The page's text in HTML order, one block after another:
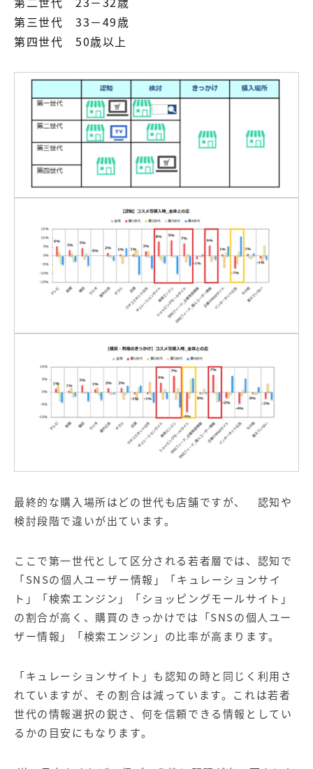
第三世代 33－49歳
第四世代 50歳以上
最終的な購入場所はどの世代も店舗ですが、 認知や
検討段階で違いが出ています。
ここで第一世代として区分される若者層では、認知で
「SNSの個人ユーザー情報」「キュレーションサイ
ト」「検索エンジン 」「ショッピングモールサイト」
の割合が高く、購買のきっかけでは「SNSの個人ユー
ザー情報」「検索エンジン」の比率が高まります。
「キュレーションサイト」も認知の時と同じく利用さ
れていますが、その割合は減っています。これは若者
世代の情報選択の鋭さ、何を信頼できる情報としてい
るかの目安にもなります。